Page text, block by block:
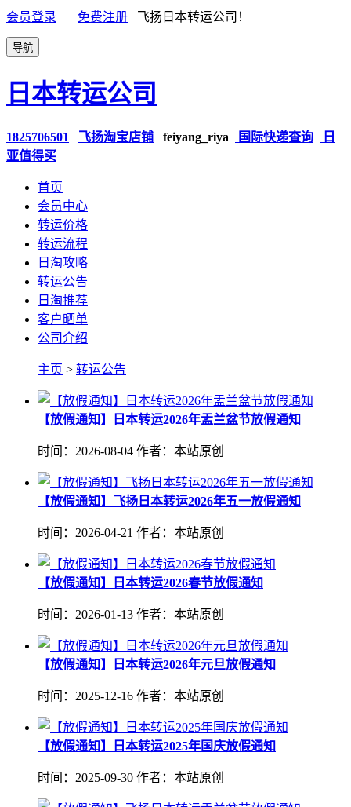
会员登录 | 免费注册 飞扬日本转运公司！
导航
日本转运公司
1825706501 飞扬淘宝店铺 feiyang_riya 国际快递查询
日
亚值得买
首页
会员中心
转运价格
转运流程
日淘攻略
转运公告
日淘推荐
客户晒单
公司介绍
主页 > 转运公告
【放假通知】日本转运2026年盂兰盆节放假通知
时间：2026-08-04 作者：本站原创
【放假通知】飞扬日本转运2026年五一放假通知
时间：2026-04-21 作者：本站原创
【放假通知】日本转运2026春节放假通知
时间：2026-01-13 作者：本站原创
【放假通知】日本转运2026年元旦放假通知
时间：2025-12-16 作者：本站原创
【放假通知】日本转运2025年国庆放假通知
时间：2025-09-30 作者：本站原创